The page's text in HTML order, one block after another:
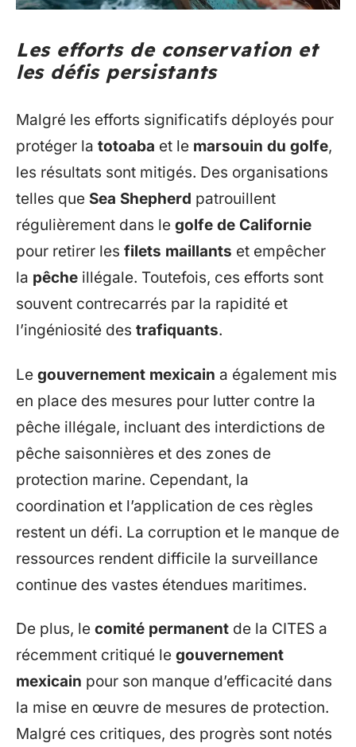
Les efforts de conservation et
les défis persistants
Malgré les efforts significatifs déployés pour
protéger la totoaba et le marsouin du golfe,
les résultats sont mitigés. Des organisations
telles que Sea Shepherd patrouillent
régulièrement dans le golfe de Californie
pour retirer les filets maillants et empêcher
la pêche illégale. Toutefois, ces efforts sont
souvent contrecarrés par la rapidité et
l’ingéniosité des trafiquants.
Le gouvernement mexicain a également mis
en place des mesures pour lutter contre la
pêche illégale, incluant des interdictions de
pêche saisonnières et des zones de
protection marine. Cependant, la
coordination et l’application de ces règles
restent un défi. La corruption et le manque de
ressources rendent difficile la surveillance
continue des vastes étendues maritimes.
De plus, le comité permanent de la CITES a
récemment critiqué le gouvernement
mexicain pour son manque d’efficacité dans
la mise en œuvre de mesures de protection.
Malgré ces critiques, des progrès sont notés